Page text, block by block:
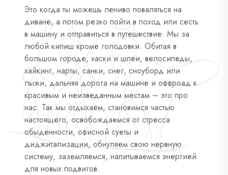
Это когда ты можешь лениво поваляться на
диване, а потом резко пойти в поход или сесть
в машину и отправиться в путешествие. Мы за
любой кипиш кроме голодовки. Обитая в
большом городе, хаски и шлеи, велосипеды,
хайкинг, нарты, санки, снег, сноуборд или
лыжи, дальняя дорога на машине и оффроад к
красивым и неизведанным местам – это про
нас. Так мы отдыхаем, становимся частью
настоящего, освобождаемся от стресса
обыденности, офисной суеты и
диджитализации, обнуляем свою нервную
систему, заземляемся, напитываемся энергией
для новых подвигов.